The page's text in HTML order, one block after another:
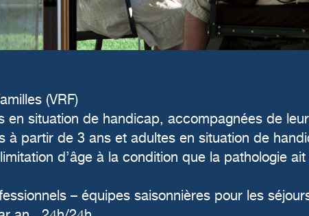
(VRF)
en situation de handicap, accompagnées de
à partir de 3 ans et adultes en situation de
d’âge à la condition que la pathologie
– équipes saisonnières pour les